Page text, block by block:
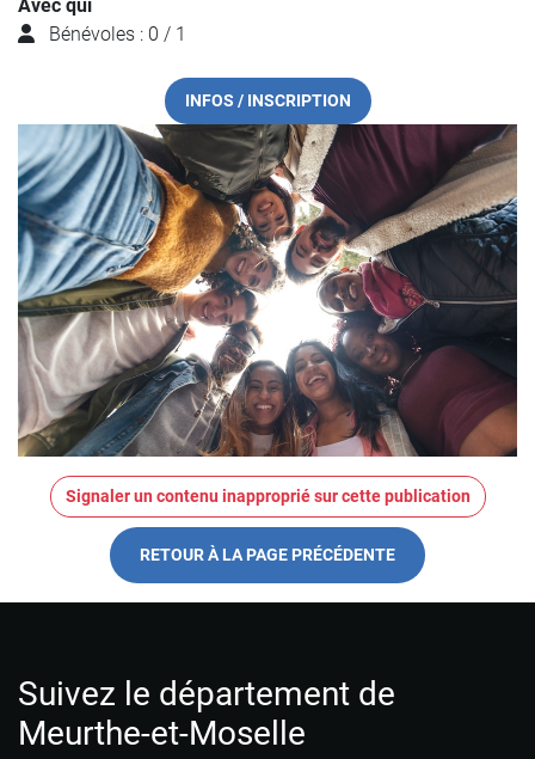
Avec qui
Bénévoles : 0 / 1
INFOS / INSCRIPTION
Signaler un contenu inapproprié sur cette publication
RETOUR À LA PAGE PRÉCÉDENTE
Suivez le département de
Meurthe-et-Moselle